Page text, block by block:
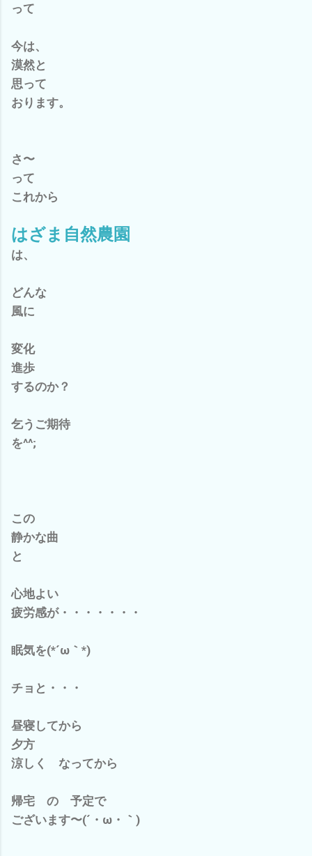
って
今は、
漠然と
思って
おります。
さ〜
って
これから
はざま自然農園
は、
どんな
風に
変化
進歩
するのか？
乞うご期待
を^^;
この
静かな曲
と
心地よい
疲労感が・・・・・・・
眠気を(*´ω｀*)
チョと・・・
昼寝してから
夕方
涼しく なってから
帰宅 の 予定で
ございます〜(´・ω・｀)